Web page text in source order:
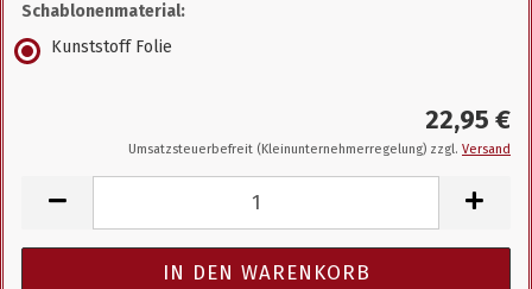
Schablonenmaterial:
Kunststoff Folie
22,95 €
Umsatzsteuerbefreit (Kleinunternehmerregelung) zzgl. Versand